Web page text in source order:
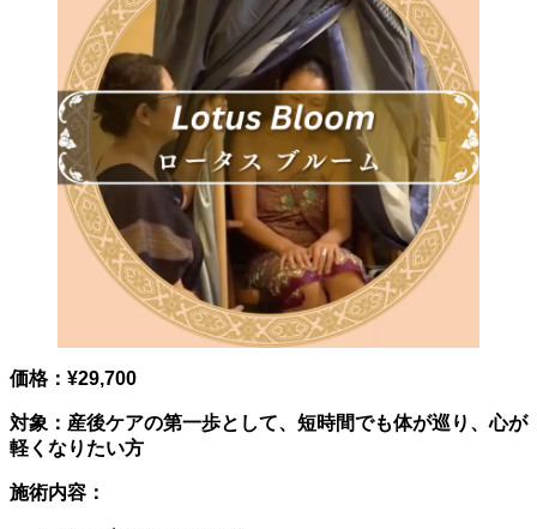
価格：¥29,700
対象：産後ケアの第一歩として、短時間でも体が巡り、心が
軽くなりたい方
施術内容：